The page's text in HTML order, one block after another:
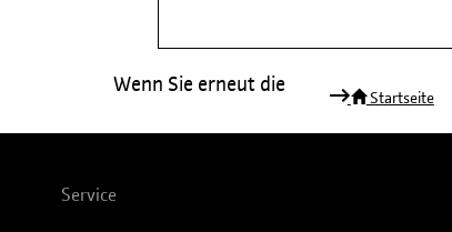
Wenn Sie erneut die
Startseite
Service